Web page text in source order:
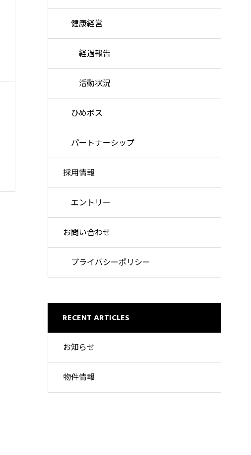
健康経営
経過報告
活動状況
ひめボス
パートナーシップ
採用情報
エントリー
お問い合わせ
プライバシーポリシー
RECENT ARTICLES
お知らせ
物件情報